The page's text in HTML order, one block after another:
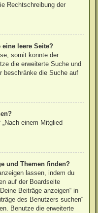
Rechtschreibung der
leere Seite?
somit konnte der
die erweiterte Suche und
beschränke die Suche auf
einem Mitglied
und Themen finden?
lassen, indem du
auf der Boardseite
Beiträge anzeigen“ in
des Benutzers suchen“
Benutze die erweiterte